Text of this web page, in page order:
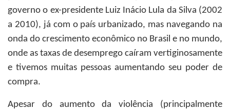
governo o ex-presidente Luiz Inácio Lula da Silva (2002
a 2010), já com o país urbanizado, mas navegando na
onda do crescimento econômico no Brasil e no mundo,
onde as taxas de desemprego caíram vertiginosamente
e tivemos muitas pessoas aumentando seu poder de
compra.
Apesar do aumento da violência (principalmente